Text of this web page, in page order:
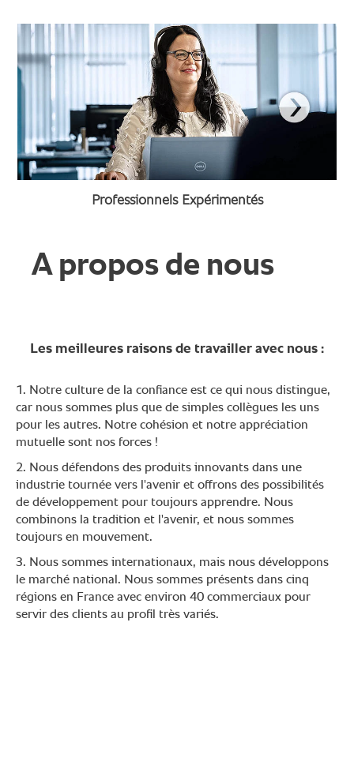
Professionnels Expérimentés
A propos de nous
Les meilleures raisons de travailler avec nous :
1. Notre culture de la confiance est ce qui nous distingue,
car nous sommes plus que de simples collègues les uns
pour les autres. Notre cohésion et notre appréciation
mutuelle sont nos forces !
2. Nous défendons des produits innovants dans une
industrie tournée vers l'avenir et offrons des possibilités
de développement pour toujours apprendre. Nous
combinons la tradition et l'avenir, et nous sommes
toujours en mouvement.
3. Nous sommes internationaux, mais nous développons
le marché national. Nous sommes présents dans cinq
régions en France avec environ 40 commerciaux pour
servir des clients au profil très variés.